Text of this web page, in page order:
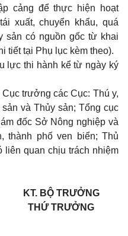
cảng để thực hiện hoạt
xuất, chuyển khẩu, quá
sản có nguồn gốc từ khai
tiết tại Phụ lục kèm theo).
lực thi hành kể từ ngày ký
trưởng các Cục: Thú y,
và Thủy sản; Tổng cục
đốc Sở Nông nghiệp và
thành phố ven biển; Thủ
quan chịu trách nhiệm
KT. BỘ TRƯỞNG
THỨ TRƯỞNG